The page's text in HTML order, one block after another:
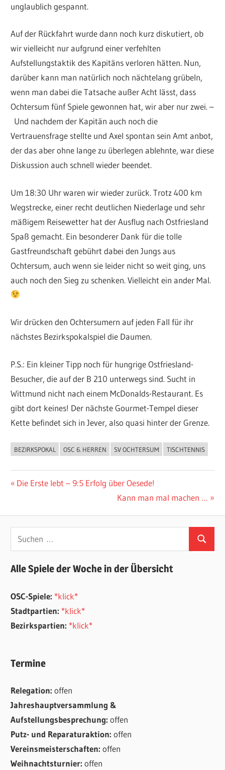
unglaublich gespannt.
Auf der Rückfahrt wurde dann noch kurz diskutiert, ob
wir vielleicht nur aufgrund einer verfehlten
Aufstellungstaktik des Kapitäns verloren hätten. Nun,
darüber kann man natürlich noch nächtelang grübeln,
wenn man dabei die Tatsache außer Acht lässt, dass
Ochtersum fünf Spiele gewonnen hat, wir aber nur zwei. –
Und nachdem der Kapitän auch noch die
Vertrauensfrage stellte und Axel spontan sein Amt anbot,
der das aber ohne lange zu überlegen ablehnte, war diese
Diskussion auch schnell wieder beendet.
Um 18:30 Uhr waren wir wieder zurück. Trotz 400 km
Wegstrecke, einer recht deutlichen Niederlage und sehr
mäßigem Reisewetter hat der Ausflug nach Ostfriesland
Spaß gemacht. Ein besonderer Dank für die tolle
Gastfreundschaft gebührt dabei den Jungs aus
Ochtersum, auch wenn sie leider nicht so weit ging, uns
auch noch den Sieg zu schenken. Vielleicht ein ander Mal.
Wir drücken den Ochtersumern auf jeden Fall für ihr
nächstes Bezirkspokalspiel die Daumen.
P.S.: Ein kleiner Tipp noch für hungrige Ostfriesland-
Besucher, die auf der B 210 unterwegs sind. Sucht in
Wittmund nicht nach einem McDonalds-Restaurant. Es
gibt dort keines! Der nächste Gourmet-Tempel dieser
Kette befindet sich in Jever, also quasi hinter der Grenze.
ALLGEMEIN
BEZIRKSPOKAL OSC 6. HERREN SV OCHTERSUM TISCHTENNIS
Beitragsnavigation
Vorheriger
Die Erste lebt – 9:5 Erfolg über Oesede!
Nächster
Kann man mal machen …
Suchen
nach:
Suchen
Alle Spiele der Woche in der Übersicht
OSC-Spiele: *klick*
Stadtpartien: *klick*
Bezirkspartien: *klick*
Termine
Relegation:offen
Jahreshauptversammlung &
Aufstellungsbesprechung:offen
Putz- und Reparaturaktion:offen
Vereinsmeisterschaften:offen
Weihnachtsturnier:offen